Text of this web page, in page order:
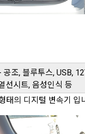
조, 블루투스, USB,
선시트, 음성인식 등
태의 디지털 변속기 입